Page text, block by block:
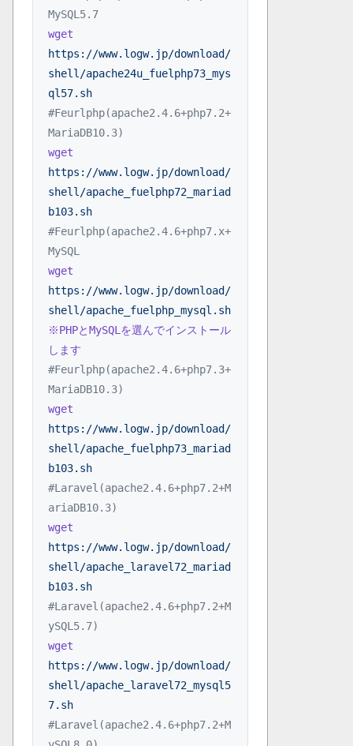
MySQL5.7
wget
https://www.logw.jp/download/
shell/apache24u_fuelphp73_mys
ql57.sh
#Feurlphp(apache2.4.6+php7.2+
MariaDB10.3)
wget
https://www.logw.jp/download/
shell/apache_fuelphp72_mariad
b103.sh
#Feurlphp(apache2.4.6+php7.x+
MySQL
wget
https://www.logw.jp/download/
shell/apache_fuelphp_mysql.sh
※PHPとMySQLを選んでインストール
します
#Feurlphp(apache2.4.6+php7.3+
MariaDB10.3)
wget
https://www.logw.jp/download/
shell/apache_fuelphp73_mariad
b103.sh
#Laravel(apache2.4.6+php7.2+M
ariaDB10.3)
wget
https://www.logw.jp/download/
shell/apache_laravel72_mariad
b103.sh
#Laravel(apache2.4.6+php7.2+M
ySQL5.7)
wget
https://www.logw.jp/download/
shell/apache_laravel72_mysql5
7.sh
#Laravel(apache2.4.6+php7.2+M